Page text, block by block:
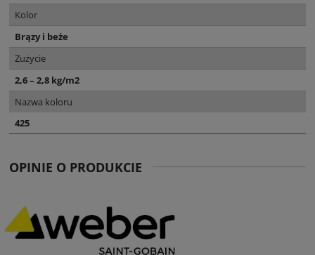
Kolor
Brązy i beże
Zużycie
2,6 – 2,8 kg/m2
Nazwa koloru
425
OPINIE O PRODUKCIE